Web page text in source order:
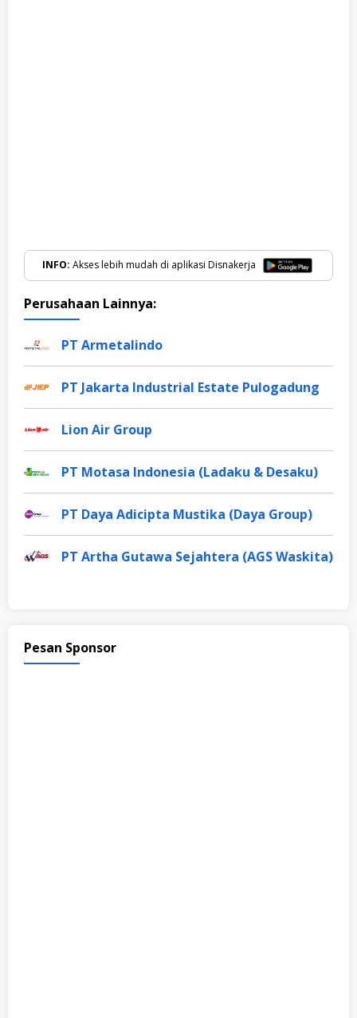
INFO: Akses lebih mudah di aplikasi Disnakerja
Perusahaan Lainnya:
PT Armetalindo
PT Jakarta Industrial Estate Pulogadung
Lion Air Group
PT Motasa Indonesia (Ladaku & Desaku)
PT Daya Adicipta Mustika (Daya Group)
PT Artha Gutawa Sejahtera (AGS Waskita)
Pesan Sponsor